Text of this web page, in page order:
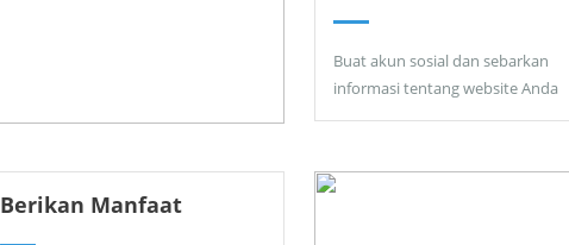
Buat akun sosial dan sebarkan
informasi tentang website Anda
Berikan Manfaat